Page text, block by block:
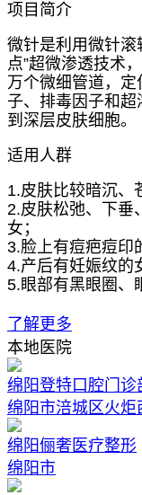
项目简介
微针是利用微针滚
点”超微渗透技术
万个微细管道，
子、排毒因子和超
到深层皮肤细胞。
适用人群
1.皮肤比较暗沉、
2.皮肤松弛、下垂
女；
3.脸上有痘疤痘印
4.产后有妊娠纹的
5.眼部有黑眼圈、
了解更多
本地医院
绵阳登特口腔门诊
绵阳市涪城区火
绵阳俪奢医疗整形
绵阳市